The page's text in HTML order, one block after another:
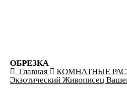
ОБРЕЗКА
Главная
КОМНАТНЫЕ
Экзотический Живописец